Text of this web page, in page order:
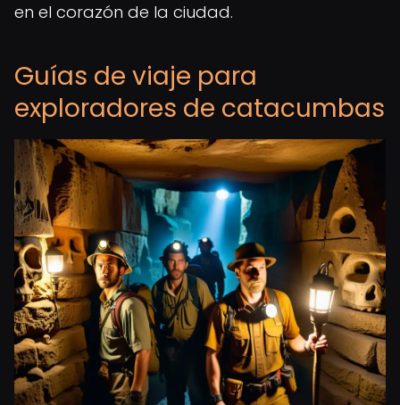
en el corazón de la ciudad.
Guías de viaje para
exploradores de catacumbas